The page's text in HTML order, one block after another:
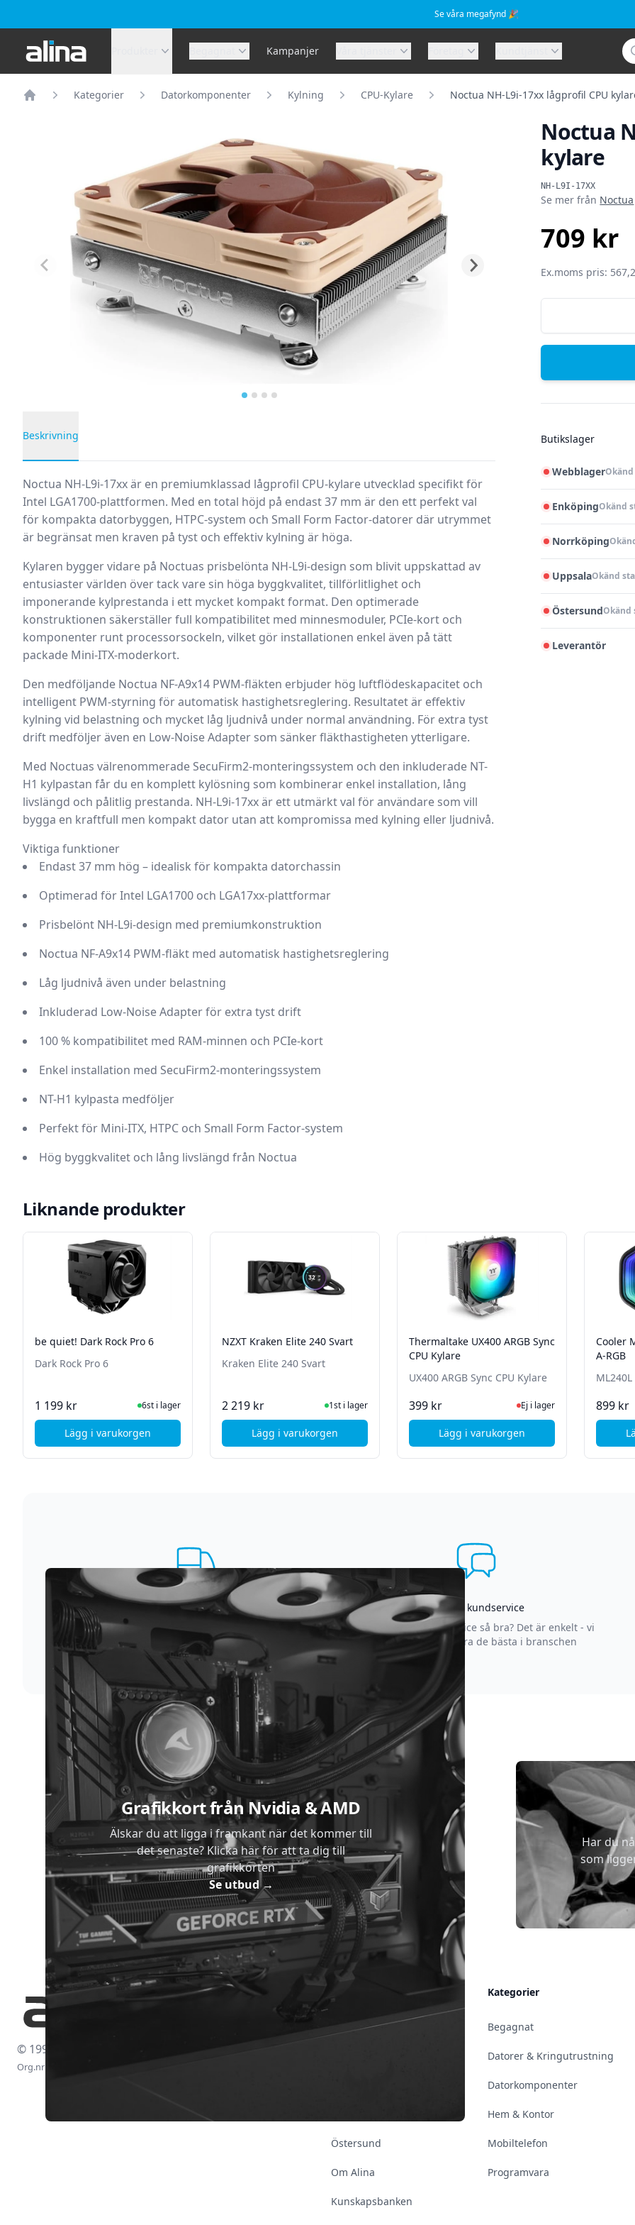
Se våra megafynd 🎉
Alina.se Kampanjer
Kategorier Datorkomponenter Kylning CPU-Kylare Noctua NH-L9i-17xx lågprofil CPU
Noctua
kylare
NH-L9I-17XX
Se mer från Noctua
709 kr
Ex.moms pris:
Butikslager
Webblager
EnköpingOkänd
Norrköping
UppsalaOkänd
ÖstersundOkänd
Leverantör
Beskrivning
Noctua NH-L9i-17xx är en premiumklassad lågprofil CPU-kylare utvecklad specifikt för
Intel LGA1700-plattformen. Med en total höjd på endast 37 mm är den ett perfekt val
för kompakta datorbyggen, HTPC-system och Small Form Factor-datorer där utrymmet
är begränsat men kraven på tyst och effektiv kylning är höga.
Kylaren bygger vidare på Noctuas prisbelönta NH-L9i-design som blivit uppskattad av
entusiaster världen över tack vare sin höga byggkvalitet, tillförlitlighet och
imponerande kylprestanda i ett mycket kompakt format. Den optimerade
konstruktionen säkerställer full kompatibilitet med minnesmoduler, PCIe-kort och
komponenter runt processorsockeln, vilket gör installationen enkel även på tätt
packade Mini-ITX-moderkort.
Den medföljande Noctua NF-A9x14 PWM-fläkten erbjuder hög luftflödeskapacitet och
intelligent PWM-styrning för automatisk hastighetsreglering. Resultatet är effektiv
kylning vid belastning och mycket låg ljudnivå under normal användning. För extra tyst
drift medföljer även en Low-Noise Adapter som sänker fläkthastigheten ytterligare.
Med Noctuas välrenommerade SecuFirm2-monteringssystem och den inkluderade NT-
H1 kylpastan får du en komplett kylösning som kombinerar enkel installation, lång
livslängd och pålitlig prestanda. NH-L9i-17xx är ett utmärkt val för användare som vill
bygga en kraftfull men kompakt dator utan att kompromissa med kylning eller ljudnivå.
Viktiga funktioner
Endast 37 mm hög – idealisk för kompakta datorchassin
Optimerad för Intel LGA1700 och LGA17xx-plattformar
Prisbelönt NH-L9i-design med premiumkonstruktion
Noctua NF-A9x14 PWM-fläkt med automatisk hastighetsreglering
Låg ljudnivå även under belastning
Inkluderad Low-Noise Adapter för extra tyst drift
100 % kompatibilitet med RAM-minnen och PCIe-kort
Enkel installation med SecuFirm2-monteringssystem
NT-H1 kylpasta medföljer
Perfekt för Mini-ITX, HTPC och Small Form Factor-system
Hög byggkvalitet och lång livslängd från Noctua
Liknande produkter
be quiet! Dark Rock Pro 6
Dark Rock Pro 6
1 199 kr I Lager6st i lager
Lägg i varukorgen, be quiet! Dark Rock Pro 6
NZXT Kraken Elite 240 Svart
Kraken Elite 240 Svart
2 219 kr I Lager1st i lager
Lägg i varukorgen, NZXT Kraken Elite 240 Svart
Thermaltake UX400 ARGB Sync
CPU Kylare
UX400 ARGB Sync CPU Kylare
399 kr Ej i lager, besök
Ej i lager
Lägg i varukorgen, Thermaltake UX400 ARGB
Cooler
A-RGB
899 kr
Supersnabb leverans
Vi förstår att du inte vill vänta. Därför packar och
skickar vi dina varor med blixtens hastighet
Asgrym kundservice
Varför är vår kundservice så bra? Det är enkelt - vi
strävar efter att vara de bästa i branschen
Grafikkort från Nvidia & AMD
Älskar du att ligga i framkant när det kommer till
det senaste? Klicka här för att ta dig till
grafikkorten
Se utbud→
Har du
som
© 1997-2026
Org.nr: 556438-4260
Kontakt & Öppettider
Östersund
Om Alina
Kunskapsbanken
Kategorier
Begagnat
Datorer & Kringutrustning
Datorkomponenter
Hem & Kontor
Mobiltelefon
Programvara